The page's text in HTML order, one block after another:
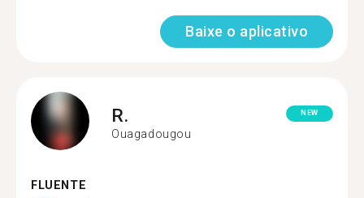
Baixe o aplicativo
R.
Ouagadougou
NEW
FLUENTE